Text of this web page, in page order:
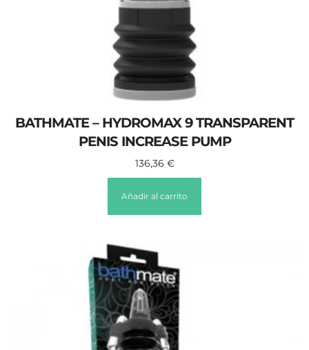
BATHMATE – HYDROMAX 9 TRANSPARENT
PENIS INCREASE PUMP
136,36 €
Añadir al carrito